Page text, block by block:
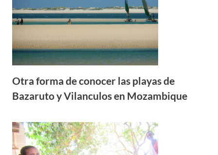
Otra forma de conocer las playas de
Bazaruto y Vilanculos en Mozambique